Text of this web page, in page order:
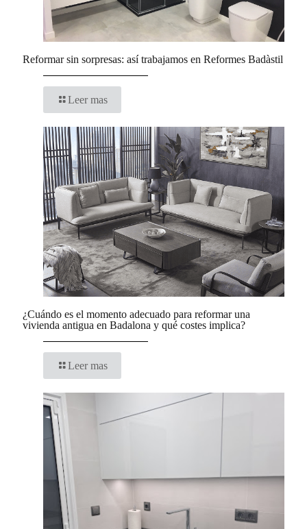
Reformar sin sorpresas: así trabajamos en Reformes Badàstil
Leer mas
¿Cuándo es el momento adecuado para reformar una
vivienda antigua en Badalona y qué costes implica?
Leer mas